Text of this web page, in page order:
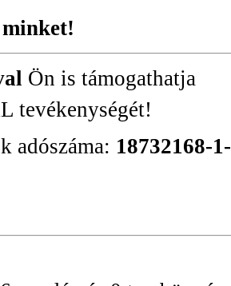
Ön is támogathatja
tevékenységét!
adószáma: 18732168-